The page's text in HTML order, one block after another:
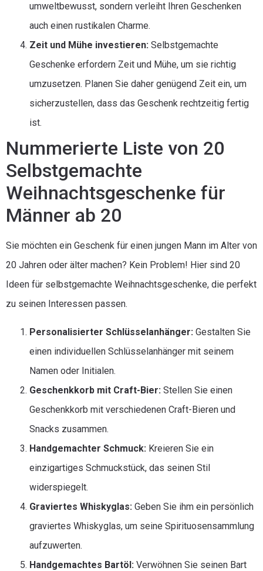
umweltbewusst, sondern verleiht Ihren Geschenken
auch einen rustikalen Charme.
Zeit und Mühe investieren: Selbstgemachte
Geschenke erfordern Zeit und Mühe, um sie richtig
umzusetzen. Planen Sie daher genügend Zeit ein, um
sicherzustellen, dass das Geschenk rechtzeitig fertig
ist.
Nummerierte Liste von 20
Selbstgemachte
Weihnachtsgeschenke für
Männer ab 20
Sie möchten ein Geschenk für einen jungen Mann im Alter von
20 Jahren oder älter machen? Kein Problem! Hier sind 20
Ideen für selbstgemachte Weihnachtsgeschenke, die perfekt
zu seinen Interessen passen.
Personalisierter Schlüsselanhänger: Gestalten Sie
einen individuellen Schlüsselanhänger mit seinem
Namen oder Initialen.
Geschenkkorb mit Craft-Bier: Stellen Sie einen
Geschenkkorb mit verschiedenen Craft-Bieren und
Snacks zusammen.
Handgemachter Schmuck: Kreieren Sie ein
einzigartiges Schmuckstück, das seinen Stil
widerspiegelt.
Graviertes Whiskyglas: Geben Sie ihm ein persönlich
graviertes Whiskyglas, um seine Spirituosensammlung
aufzuwerten.
Handgemachtes Bartöl: Verwöhnen Sie seinen Bart